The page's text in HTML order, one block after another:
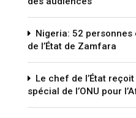
Nigeria: 52 personnes
de l’État de Zamfara
Le chef de l’État
spécial de l’ONU pour